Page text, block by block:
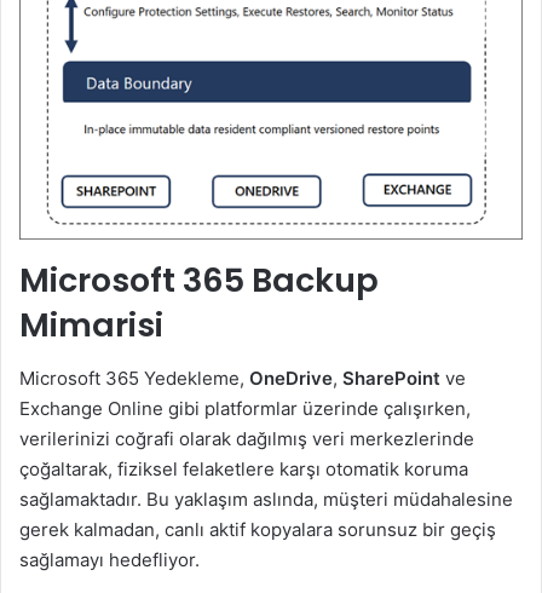
Microsoft 365 Backup
Mimarisi
Microsoft 365 Yedekleme, OneDrive, SharePoint ve
Exchange Online gibi platformlar üzerinde çalışırken,
verilerinizi coğrafi olarak dağılmış veri merkezlerinde
çoğaltarak, fiziksel felaketlere karşı otomatik koruma
sağlamaktadır. Bu yaklaşım aslında, müşteri müdahalesine
gerek kalmadan, canlı aktif kopyalara sorunsuz bir geçiş
sağlamayı hedefliyor.